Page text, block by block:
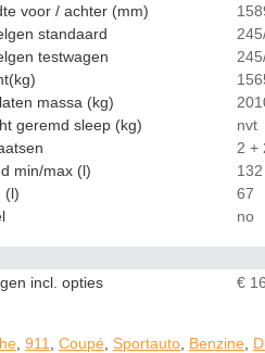
voor / achter (mm)
standaard
testwagen
massa (kg)
geremd sleep (kg)
nvt
2 +
min/max (l)
132
(l)
67
no
incl. opties
€
911 Coupé Sportauto Benzine